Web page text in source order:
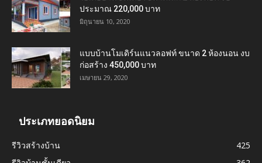
ประมาณ 220,000 บาท
มิถุนายน 10, 2020
แบบบ้านโมเดิร์นแนวลอฟท์ ขนาด 2 ห้องนอน งบ
ก่อสร้าง 450,000 บาท
เมษายน 29, 2020
ประเภทยอดนิยม
รีวิวสร้างบ้าน
425